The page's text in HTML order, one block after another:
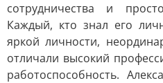
сотрудничества и
Каждый, кто знал его
яркой личности,
отличали высокий
работоспособность.